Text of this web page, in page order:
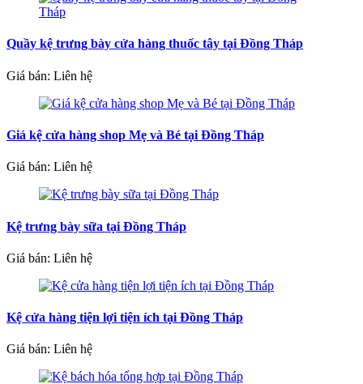
Quầy kệ trưng bày cửa hàng thuốc tây tại Đồng Tháp
Giá bán: Liên hệ
Giá kệ cửa hàng shop Mẹ và Bé tại Đồng Tháp
Giá bán: Liên hệ
Kệ trưng bày sữa tại Đồng Tháp
Giá bán: Liên hệ
Kệ cửa hàng tiện lợi tiện ích tại Đồng Tháp
Giá bán: Liên hệ